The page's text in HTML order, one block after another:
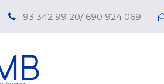
93 342 99 20/ 690 924 069 ·